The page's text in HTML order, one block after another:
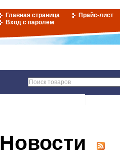
Главная страница
Прайс-лист
Вход с паролем
Новости